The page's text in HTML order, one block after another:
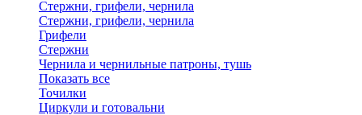
Стержни, грифели, чернила
Стержни, грифели, чернила
Грифели
Стержни
Чернила и чернильные патроны, тушь
Показать все
Точилки
Циркули и готовальни